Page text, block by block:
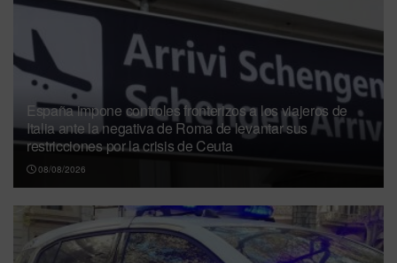
España impone controles fronterizos a los viajeros de
Italia ante la negativa de Roma de levantar sus
restricciones por la crisis de Ceuta
08/08/2026